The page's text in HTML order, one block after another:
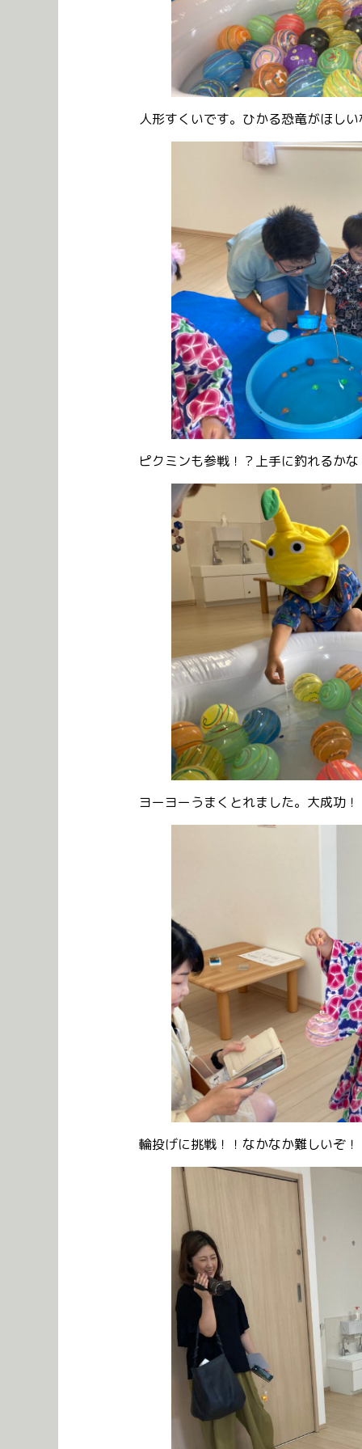
人形すくいです。ひかる恐竜がほし
ピクミンも参戦！？上手に釣れるかな
ヨーヨーうまくとれました。大成功！
輪投げに挑戦！！なかなか難しいぞ